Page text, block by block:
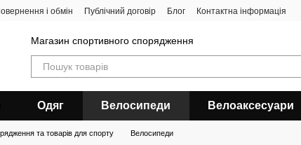
і обмін Публічний договір Блог Контактна інформація
Магазин спортивного спорядження
Одяг Велосипеди Велоаксесуари
та товарів для спорту Велосипеди